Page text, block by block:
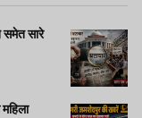
समेत सारे